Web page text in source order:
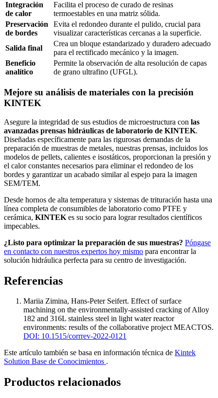
Integración
de calor
Facilita el proceso de curado de resinas
termoestables en una matriz sólida.
Preservación
de bordes
Evita el redondeo durante el pulido, crucial para
visualizar características cercanas a la superficie.
Salida final
Crea un bloque estandarizado y duradero adecuado
para el rectificado mecánico y la imagen.
Beneficio
analítico
Permite la observación de alta resolución de capas
de grano ultrafino (UFGL).
Mejore su análisis de materiales con la precisión
KINTEK
Asegure la integridad de sus estudios de microestructura con las
avanzadas prensas hidráulicas de laboratorio de KINTEK.
Diseñadas específicamente para las rigurosas demandas de la
preparación de muestras de metales, nuestras prensas, incluidos los
modelos de pellets, calientes e isostáticos, proporcionan la presión y
el calor constantes necesarios para eliminar el redondeo de los
bordes y garantizar un acabado similar al espejo para la imagen
SEM/TEM.
Desde hornos de alta temperatura y sistemas de trituración hasta una
línea completa de consumibles de laboratorio como PTFE y
cerámica, KINTEK es su socio para lograr resultados científicos
impecables.
¿Listo para optimizar la preparación de sus muestras? Póngase
en contacto con nuestros expertos hoy mismo para encontrar la
solución hidráulica perfecta para su centro de investigación.
Referencias
Mariia Zimina, Hans-Peter Seifert. Effect of surface
machining on the environmentally-assisted cracking of Alloy
182 and 316L stainless steel in light water reactor
environments: results of the collaborative project MEACTOS.
DOI: 10.1515/corrrev-2022-0121
Este artículo también se basa en información técnica de Kintek
Solution Base de Conocimientos .
Productos relacionados